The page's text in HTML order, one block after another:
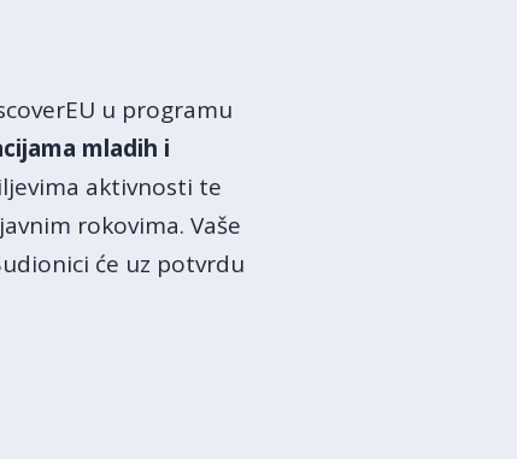
u programu
mladih i
aktivnosti te
rokovima. Vaše
će uz potvrdu